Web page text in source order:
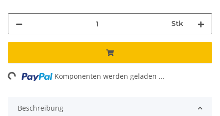
Stk
Komponenten werden geladen ...
Beschreibung